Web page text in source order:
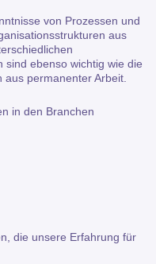
von Prozessen und
aus
sind ebenso wichtig wie die
aus permanenter Arbeit.
in den Branchen
die unsere Erfahrung für